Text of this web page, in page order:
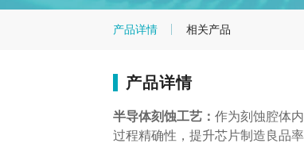
产品详情 相关产品
产品详情
半导体刻蚀工艺： 作为刻蚀腔体
过程精确性，提升芯片制造良品率